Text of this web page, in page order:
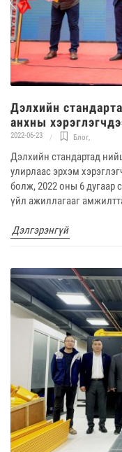
Дэлхийн
анхны
2022-06-23 Блог,
Дэлхийн стандартад
улирлаас эрхэм
болж, 2022 оны 6 дугаар
үйл ажиллагааг
Дэлгэрэнгүй